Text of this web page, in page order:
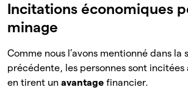
Incitations économiques
minage
Comme nous l’avons mentionné dans la
précédente, les personnes sont incitées
en tirent un avantage financier.